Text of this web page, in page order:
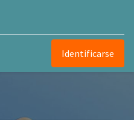
Identificarse